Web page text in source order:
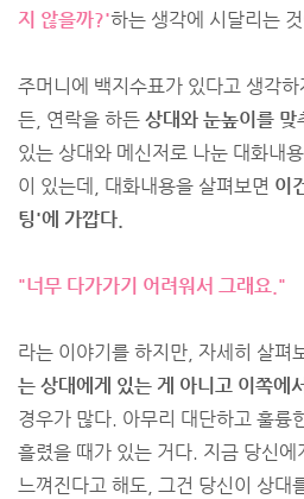
지 않을까?'하는 생각에 시달리는
주머니에 백지수표가 있다고 생각
든, 연락을 하든 상대와 눈높이를 맞
있는 상대와 메신저로 나눈 대화내
이 있는데, 대화내용을 살펴보면 이
팅'에 가깝다.
"너무 다가가기 어려워서 그래요."
라는 이야기를 하지만, 자세히 살펴
는 상대에게 있는 게 아니고 이쪽에
경우가 많다. 아무리 대단하고 훌륭
흘렸을 때가 있는 거다. 지금 당신에
느껴진다고 해도, 그건 당신이 상대